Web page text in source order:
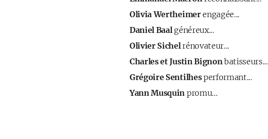
Olivia Wertheimerengagée...
Daniel Baal généreux...
Olivier Sichel rénovateur...
Charles et Justin Bignon batisseurs...
Grégoire Sentilhesperformant...
Yann Musquin promu...